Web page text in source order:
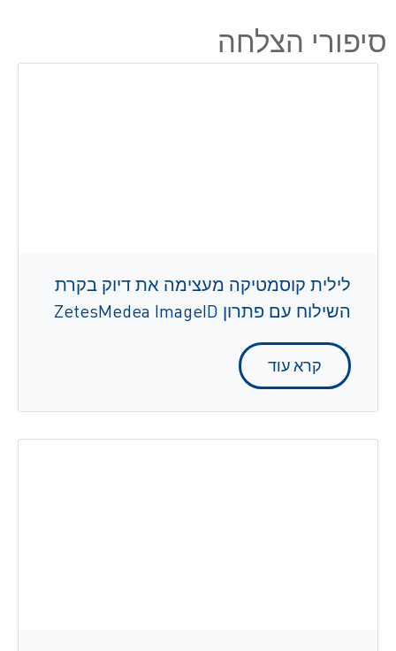
סיפורי הצלחה
לילית קוסמטיקה מעצימה את דיוק בקרת
השילוח עם פתרון ZetesMedea ImageID
קרא עוד